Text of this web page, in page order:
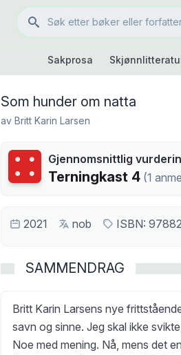
Sakprosa
Som hunder om natta
av Britt Karin Larsen
Terningkast4
Gjennomsnittlig
Terningkast 4 (1
2021 nob ISBN:
SAMMENDRAG
Britt Karin Larsens nye
savn og sinne. Jeg skal ikke
Noe med mening. Nå, mens det